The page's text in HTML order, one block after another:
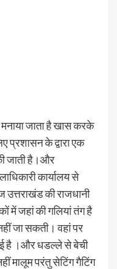
मनाया जाता है खास करके
प्रशासन के द्वारा एक
जाती है।और
कार्यालय से
की राजधानी
में जहां की गलियां तंग है
जा सकती। वहां पर
है ।और धडल्ले से बेची
मालूम परंतु सेटिंग गैटिंग